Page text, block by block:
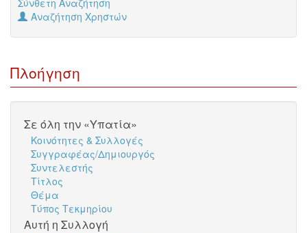
Σύνθετη Αναζήτηση
Αναζήτηση Χρηστών
Πλοήγηση
Σε όλη την «Υπατία»
Κοινότητες & Συλλογές
Συγγραφέας/Δημιουργός
Συντελεστής
Τίτλος
Θέμα
Τύπος Τεκμηρίου
Αυτή η Συλλογή